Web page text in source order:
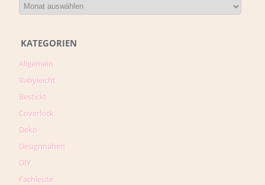
KATEGORIEN
Allgemein
Babyleicht
Bestickt
Coverlock
Deko
Designnähen
DIY
Fachleute